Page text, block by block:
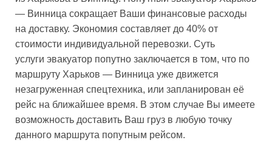
— Винница сокращает Ваши финансовые расходы
на доставку. Экономия составляет до 40% от
стоимости индивидуальной перевозки. Суть
услуги эвакуатор попутно заключается в том, что по
маршруту Харьков — Винница уже движется
незагруженная спецтехника, или запланирован её
рейс на ближайшее время. В этом случае Вы имеете
возможность доставить Ваш груз в любую точку
данного маршрута попутным рейсом.